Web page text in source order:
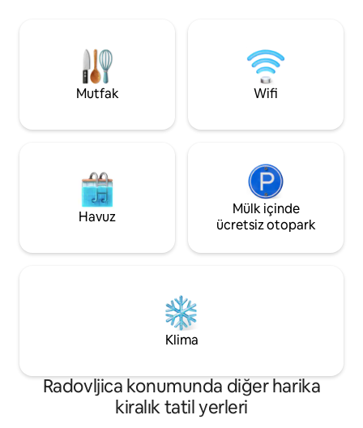
vahşi doğa, yaban hayatı ve Bohinj
Gölü'nün üzerindeki nefes kesen
zirvelerle çevrili. YOLCULUĞUN SON
BÖLÜMÜ YALNIZCA TRANSFERİMİZLE
hayvan sesleri!
çayır yürüyüşü
aylarında,
ev yemekleri
Mutfak Wifi
Havuz
Mülk içinde
ücretsiz otopark
Klima
Radovljica konumunda diğer harika
kiralık tatil yerleri